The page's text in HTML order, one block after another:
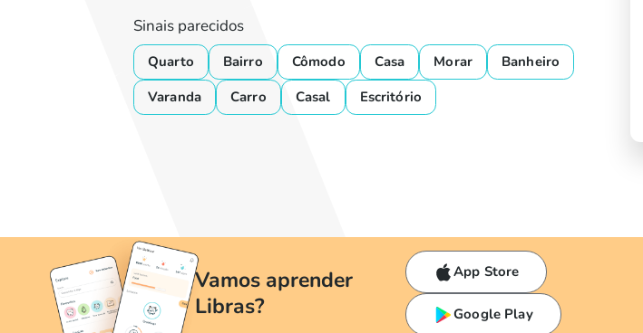
Sinais parecidos
Quarto Bairro Cômodo Casa Morar
Banheiro
Varanda
Carro Casal Escritório
Vamos aprender
Libras?
App Store
Google Play